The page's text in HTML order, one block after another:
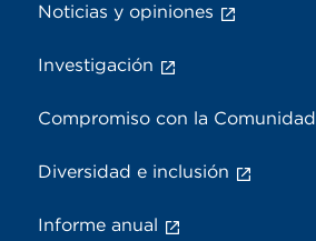
Noticias y opiniones
Investigación
Compromiso con la Comunidad
Diversidad e inclusión
Informe anual